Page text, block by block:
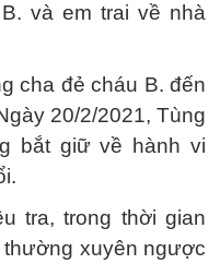
và em trai về nhà
cha đẻ cháu B. đến
20/2/2021, Tùng
bắt giữ về hành vi
tra, trong thời gian
xuyên ngược